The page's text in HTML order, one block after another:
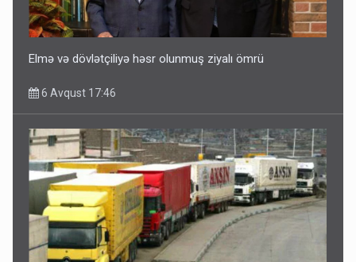
Elmə və dövlətçiliyə həsr olunmuş ziyalı ömrü
6 Avqust 17:46